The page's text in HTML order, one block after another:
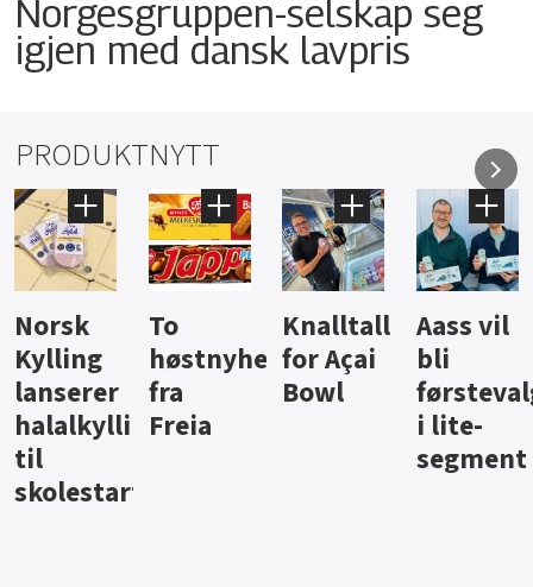
Norgesgruppen-selskap seg
igjen med dansk lavpris
PRODUKTNYTT
Knalltall
for Açai
Bowl
Aass vil
bli
førstevalg
i lite-
Brus og
jus fra
Berentsen
Hard
iste fra
Hansa